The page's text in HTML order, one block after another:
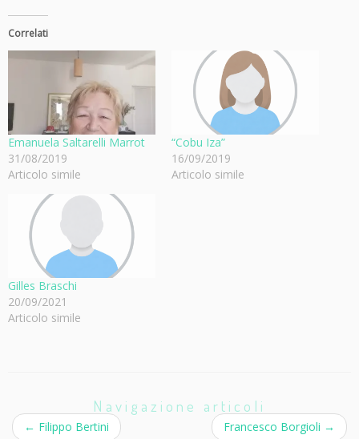
Correlati
Emanuela Saltarelli Marrot
31/08/2019
Articolo simile
“Cobu Iza”
16/09/2019
Articolo simile
Gilles Braschi
20/09/2021
Articolo simile
Navigazione articoli
← Filippo Bertini Francesco Borgioli →